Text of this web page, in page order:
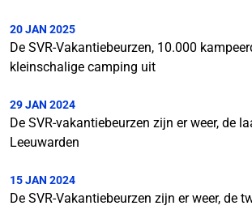
20 JAN 2025
De SVR-Vakantiebeurzen, 10.000
kleinschalige camping uit
29 JAN 2024
De SVR-vakantiebeurzen zijn er weer, de
Leeuwarden
15 JAN 2024
De SVR-Vakantiebeurzen zijn er weer, de